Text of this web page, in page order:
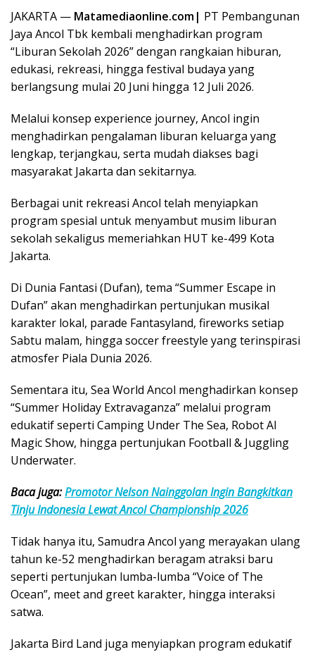
JAKARTA — Matamediaonline.com| PT Pembangunan
Jaya Ancol Tbk kembali menghadirkan program
“Liburan Sekolah 2026” dengan rangkaian hiburan,
edukasi, rekreasi, hingga festival budaya yang
berlangsung mulai 20 Juni hingga 12 Juli 2026.
Melalui konsep experience journey, Ancol ingin
menghadirkan pengalaman liburan keluarga yang
lengkap, terjangkau, serta mudah diakses bagi
masyarakat Jakarta dan sekitarnya.
Berbagai unit rekreasi Ancol telah menyiapkan
program spesial untuk menyambut musim liburan
sekolah sekaligus memeriahkan HUT ke-499 Kota
Jakarta.
Di Dunia Fantasi (Dufan), tema “Summer Escape in
Dufan” akan menghadirkan pertunjukan musikal
karakter lokal, parade Fantasyland, fireworks setiap
Sabtu malam, hingga soccer freestyle yang terinspirasi
atmosfer Piala Dunia 2026.
Sementara itu, Sea World Ancol menghadirkan konsep
“Summer Holiday Extravaganza” melalui program
edukatif seperti Camping Under The Sea, Robot AI
Magic Show, hingga pertunjukan Football & Juggling
Underwater.
Baca juga:Promotor Nelson Nainggolan Ingin Bangkitkan
Tinju Indonesia Lewat Ancol Championship 2026
Tidak hanya itu, Samudra Ancol yang merayakan ulang
tahun ke-52 menghadirkan beragam atraksi baru
seperti pertunjukan lumba-lumba “Voice of The
Ocean”, meet and greet karakter, hingga interaksi
satwa.
Jakarta Bird Land juga menyiapkan program edukatif